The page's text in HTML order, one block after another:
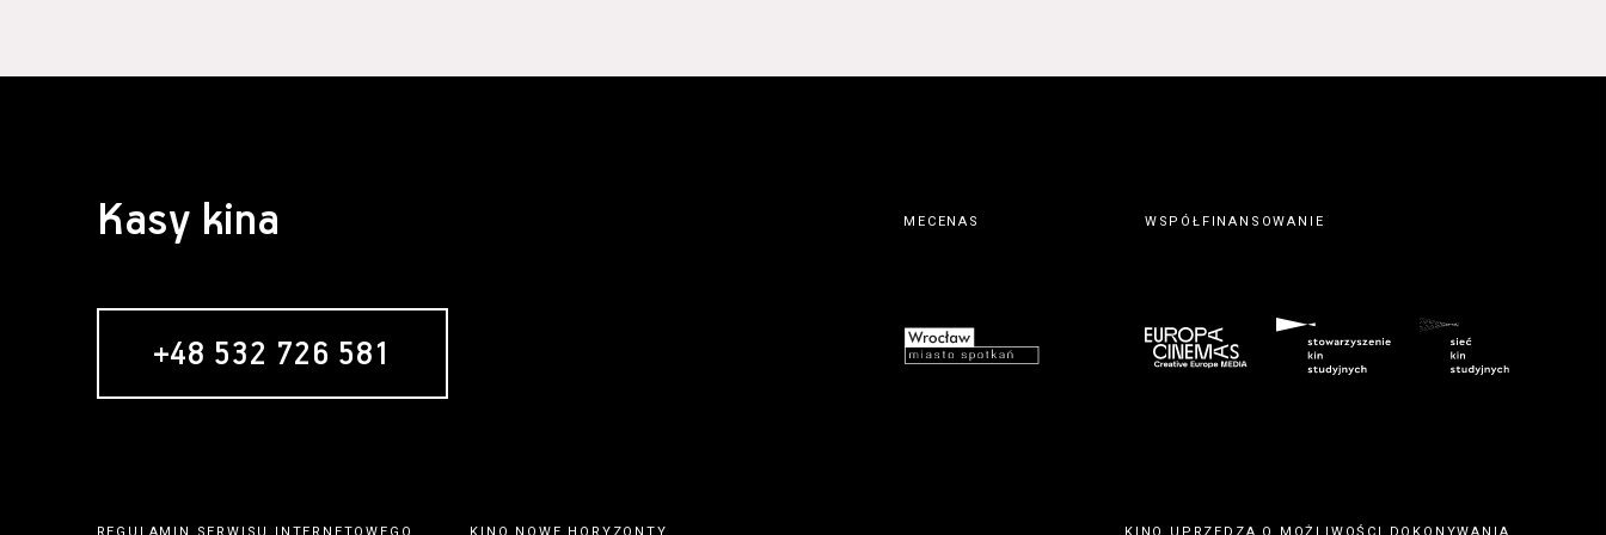
Kasy kina
+48 532 726 581
MECENAS WSPÓŁFINANSOWANIE